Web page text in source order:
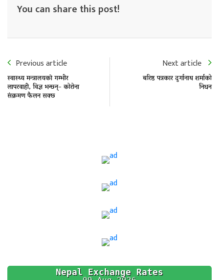
You can share this post!
Previous article
स्वास्थ्य मन्त्रालयकाे गम्भीर
लापरवाही, विज्ञ भन्छन्– कोरोना
संक्रमण फैलन सक्छ
Next article
बरिष्ठ पत्रकार दुर्गानाथ शर्माको
निधन